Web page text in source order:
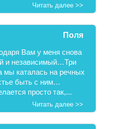
Читать далее >>
Поля
Вам у меня снова
и независимый…Три
мы каталась на речных
быть с ним…
просто так,...
Читать далее >>